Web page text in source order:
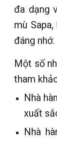
đa dạng
mù
đáng nhớ.
Một số
tham
Nhà
xuất
Nhà